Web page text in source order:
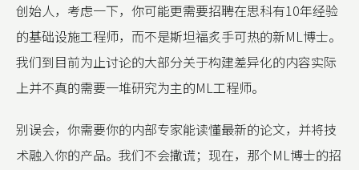
创始人，考虑一下，你可能更需要招聘在思科有10年经验
的基础设施工程师，而不是斯坦福炙手可热的新ML博士。
我们到目前为止讨论的大部分关于构建差异化的内容实际
上并不真的需要一堆研究为主的ML工程师。
别误会，你需要你的内部专家能读懂最新的论文，并将技
术融入你的产品。我们不会撒谎；现在，那个ML博士的招